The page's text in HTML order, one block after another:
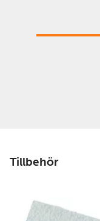
Tillbehör